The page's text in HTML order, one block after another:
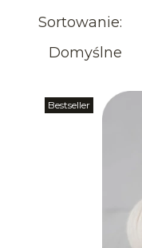
Lista
Sortowanie:
Domyślne
Bestseller